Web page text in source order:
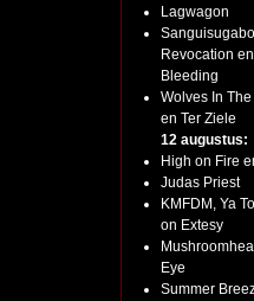
Lagwagon
Revocation
Bleeding
Wolves In
en Ter Ziele
12 augustus:
High on Fire
Judas Priest
KMFDM, Ya
on Extesy
Eye
Summer